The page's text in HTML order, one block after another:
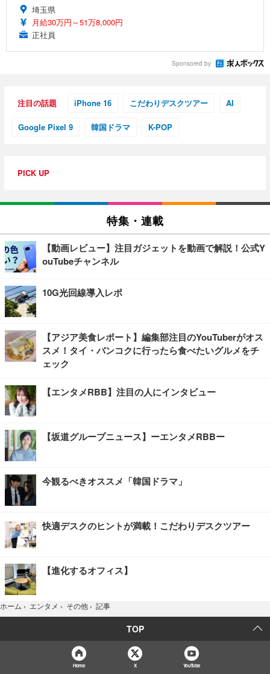
埼玉県
月給30万円～51万8,000円
正社員
Sponsored by
注目の話題 iPhone 16 こだわりデスクツアー AI
Google Pixel 9 韓国ドラマ K-POP
PICK UP
特集・連載
【動画レビュー】注目ガジェットを動画で解説！公式Y
ouTubeチャンネル
10G光回線導入レポ
【アジア美食レポート】編集部注目のYouTuberがオス
スメ！タイ・バンコクに行ったら食べたいグルメをチ
ェック
【エンタメRBB】注目の人にインタビュー
【坂道グループニュース】ーエンタメRBBー
今観るべきオススメ「韓国ドラマ」
快適デスクのヒントが満載！こだわりデスクツアー
【進化するオフィス】
ホーム › エンタメ › その他 › 記事
TOP
Home X YouTube